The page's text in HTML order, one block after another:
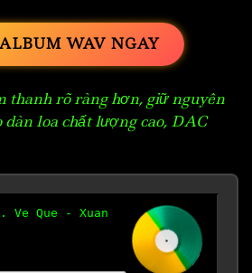
WAV NGAY
thanh rõ ràng hơn, giữ nguyên
dàn loa chất lượng cao, DAC
Ve Que - Xuan